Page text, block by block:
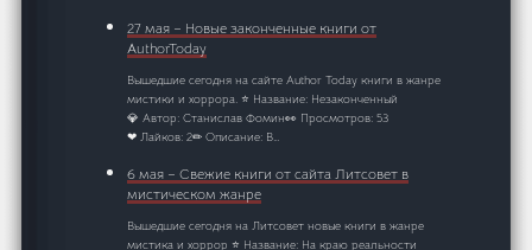
27 мая – Новые законченные книги от
AuthorToday
Вышедшие сегодня на сайте Author Today книги в жанре
мистики и хоррора. ⭐ Название: Незаконченный
💎 Автор: Станислав Фомин👀 Просмотров: 53
❤ Лайков: 2✏ Описание: В…
6 мая – Свежие книги от сайта Литсовет в
мистическом жанре
Вышедшие сегодня на Литсовет новые книги в жанре
мистика и хоррор ⭐ Название: На краю реальности